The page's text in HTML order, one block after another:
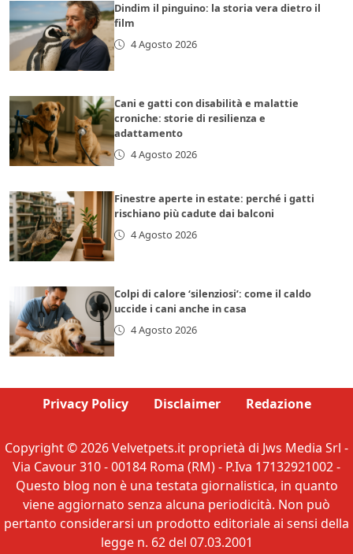
Dindim il pinguino: la storia vera dietro il
film
4 Agosto 2026
Cani e gatti con disabilità e malattie
croniche: storie di resilienza e
adattamento
4 Agosto 2026
Finestre aperte in estate: perché i gatti
rischiano più cadute dai balconi
4 Agosto 2026
Colpi di calore ‘silenziosi’: come il caldo
uccide i cani anche in casa
4 Agosto 2026
Privacy Policy Disclaimer Redazione
Copyright © 2026 Velvetpets.it proprietà di Jws Media Srl -
Via Cavour 310 - 00184 Roma (RM) - P.Iva 17132921002 -
Questo blog non è una testata giornalistica, in quanto
viene aggiornato senza alcuna periodicità. Non può
pertanto considerarsi un prodotto editoriale ai sensi della
legge n. 62 del 07.03.2001